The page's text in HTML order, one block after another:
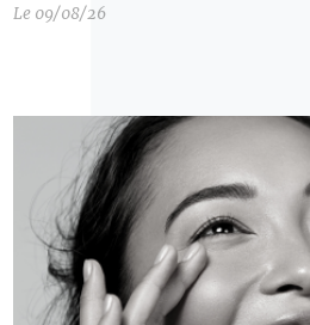
Le 09/08/26